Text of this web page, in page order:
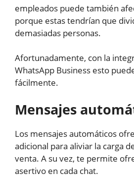
empleados puede también
porque estas tendrían que
demasiadas personas.
Afortunadamente, con la
WhatsApp Business esto
fácilmente.
Mensajes
Los mensajes automáticos
adicional para aliviar la carga
venta. A su vez, te permite
asertivo en cada chat.